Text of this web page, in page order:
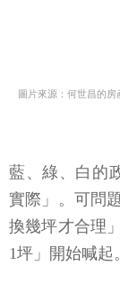
圖片來源：何世昌的房
藍、綠、白的
實際」。可問
換幾坪才合理
1坪」開始喊起。